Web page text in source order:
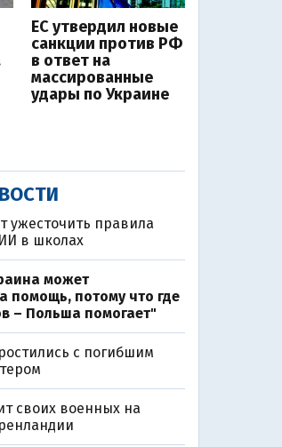
ЕС утвердил новые
санкции против РФ
в ответ на
массированные
удары по Украине
ужесточить правила
в школах
может
помощь, потому что где
– Польша помогает"
с погибшим
своих военных на